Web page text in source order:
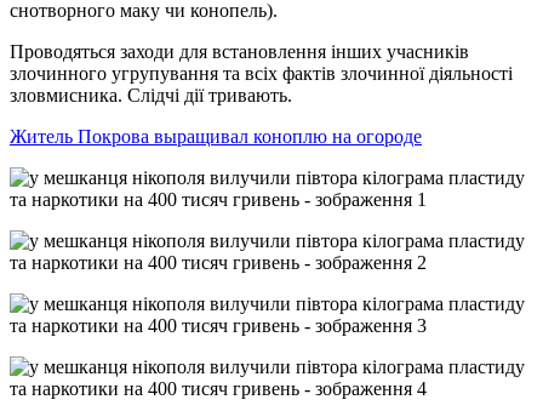
снотворного маку чи конопель).
Проводяться заходи для встановлення інших учасників
злочинного угрупування та всіх фактів злочинної діяльності
зловмисника. Слідчі дії тривають.
Житель Покрова выращивал коноплю на огороде